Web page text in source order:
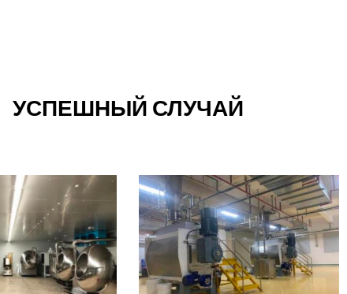
УСПЕШНЫЙ СЛУЧАЙ